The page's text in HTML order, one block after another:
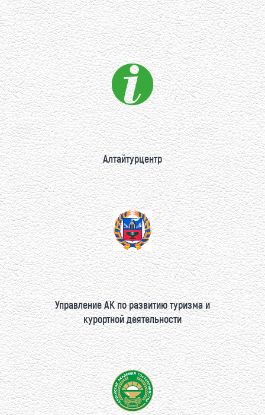
Алтайтурцентр
Управление АК по развитию туризма и
курортной деятельности